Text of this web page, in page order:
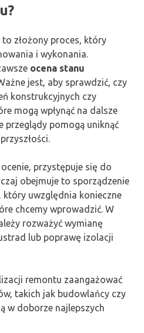
złożony proces, który
i wykonania.
ocena stanu
jest, aby sprawdzić, czy
konstrukcyjnych czy
mogą wpłynąć na dalsze
przeglądy pomogą uniknąć
przystępuje się do
obejmuje to sporządzenie
który uwzględnia konieczne
chcemy wprowadzić. W
rozważyć wymianę
lub poprawę izolacji
remontu zaangażować
takich jak budowlańcy czy
w doborze najlepszych